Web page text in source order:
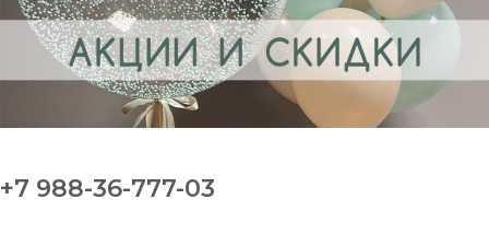
+7 988-36-777-03